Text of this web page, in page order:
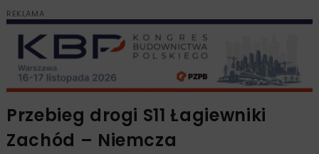
REKLAMA
Przebieg drogi S11 Łagiewniki
Zachód – Niemcza